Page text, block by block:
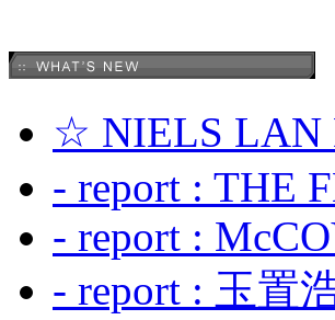
☆ NIELS LAN
- report : THE
- report :
- report : 玉置